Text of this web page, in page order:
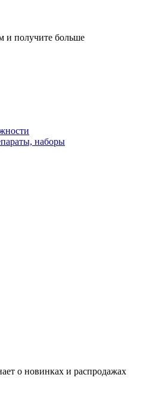
и получите больше
наборы
о новинках и распродажах